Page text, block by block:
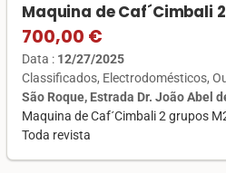
Maquina de Caf´Cimbali
700,00 €
Data : 12/27/2025
Classificados Electrodomésticos
São Roque, Estrada Dr. João Abel
Maquina de Caf´Cimbali 2 grupos
Toda revista